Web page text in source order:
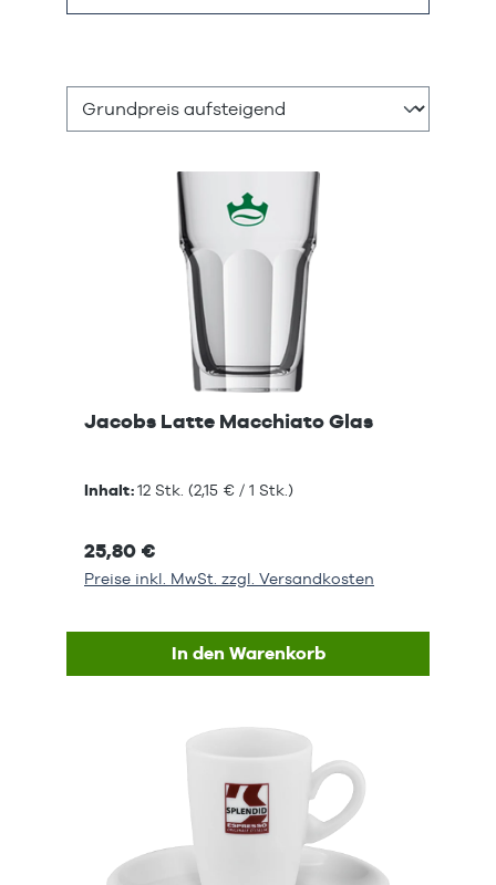
Jacobs Latte Macchiato Glas
Inhalt:12 Stk. (2,15 € / 1 Stk.)
25,80 €
Preise inkl. MwSt. zzgl. Versandkosten
In den Warenkorb